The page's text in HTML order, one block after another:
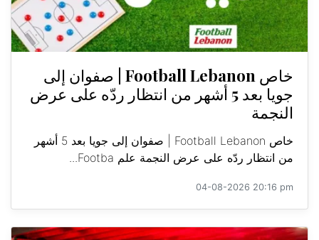
خاص Football Lebanon | صفوان إلى
جويا بعد 5 أشهر من انتظار ردّه على عرض
النجمة
خاص Football Lebanon | صفوان إلى جويا بعد 5 أشهر
من انتظار ردّه على عرض النجمة علم Footba...
04-08-2026 20:16 pm